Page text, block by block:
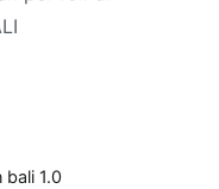
bali 1.0